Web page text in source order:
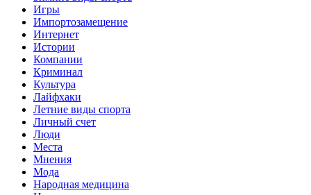
Игры
Импортозамещение
Интернет
Истории
Компании
Криминал
Культура
Лайфхаки
Летние виды спорта
Личный счет
Люди
Места
Мнения
Мода
Народная медицина